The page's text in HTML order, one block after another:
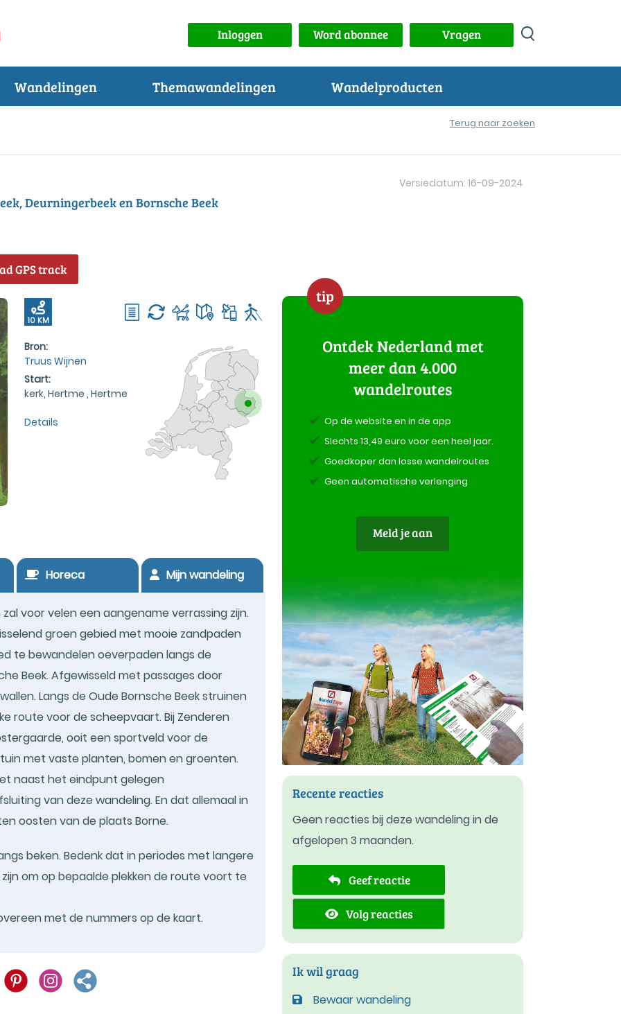
Inloggen Word abonnee Vragen
Wandelingen Themawandelingen Wandelproducten
Terug naar zoeken
Deurningerbeek en Bornsche Beek
Versiedatum: 16-09-2024
GPS track
10 KM
Bron:
Truus Wijnen
Start:
kerk, Hertme , Hertme
Details
Horeca Mijn wandeling
voor velen een aangename verrassing zijn.
groen gebied met mooie zandpaden
te bewandelen oeverpaden langs de
Beek. Afgewisseld met passages door
Langs de Oude Bornsche Beek struinen
route voor de scheepvaart. Bij Zenderen
ooit een sportveld voor de
met vaste planten, bomen en groenten.
naast het eindpunt gelegen
van deze wandeling. En dat allemaal in
oosten van de plaats Borne.
beken. Bedenk dat in periodes met langere
om op bepaalde plekken de route voort te
met de nummers op de kaart.
tip
Ontdek Nederland met
meer dan 4.000
wandelroutes
Op de website en in de app
Slechts 13,49 euro voor een heel jaar.
Goedkoper dan losse wandelroutes
Geen automatische verlenging
Meld je aan
Recente reacties
Geen reacties bij deze wandeling in de
afgelopen 3 maanden.
Geef reactie
Volg reacties
Ik wil graag
Bewaar wandeling